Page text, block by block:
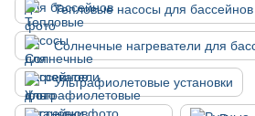
Тепловые насосы для бассейнов
Солнечные нагреватели для
Ультрафиолетовые установки